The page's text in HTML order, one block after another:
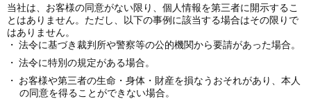
当社は、お客様の同意がない限り、個人情報を第三者に開示するこ
とはありません。ただし、以下の事例に該当する場合はその限りで
はありません。
法令に基づき裁判所や警察等の公的機関から要請があった場合。
法令に特別の規定がある場合。
お客様や第三者の生命・身体・財産を損なうおそれがあり、本人
の同意を得ることができない場合。